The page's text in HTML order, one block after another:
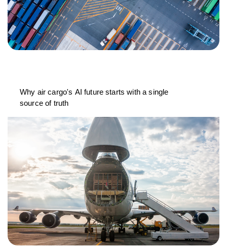
Why air cargo's AI future starts with a single
source of truth